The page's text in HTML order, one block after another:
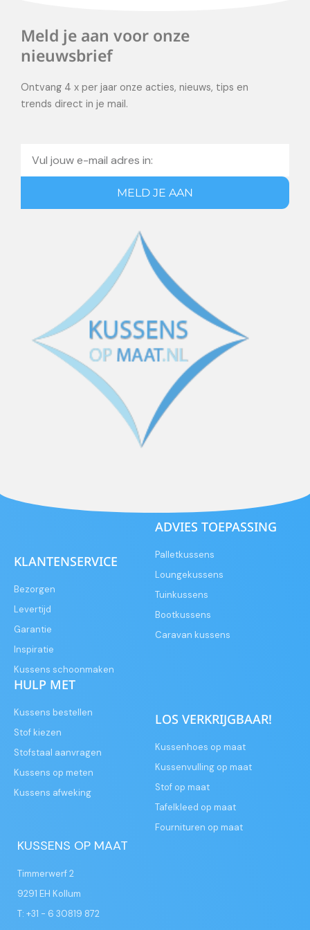
Meld je aan voor onze
nieuwsbrief
Ontvang 4 x per jaar onze acties, nieuws, tips en
trends direct in je mail.
MELD JE AAN
KLANTENSERVICE
Bezorgen
Levertijd
Garantie
Inspiratie
Kussens schoonmaken
ADVIES TOEPASSING
Palletkussens
Loungekussens
Tuinkussens
Bootkussens
Caravan kussens
HULP MET
Kussens bestellen
Stof kiezen
Stofstaal aanvragen
Kussens op meten
Kussens afweking
LOS VERKRIJGBAAR!
Kussenhoes op maat
Kussenvulling op maat
Stof op maat
Tafelkleed op maat
Fournituren op maat
KUSSENS OP MAAT
Timmerwerf 2
9291 EH Kollum
T: +31 - 6 30819 872